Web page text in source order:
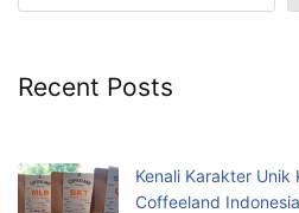
Recent Posts
Kenali Karakter
Coffeeland Indonesia